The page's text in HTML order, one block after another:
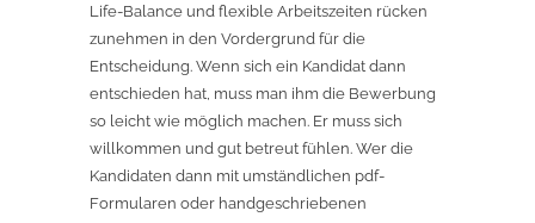
Life-Balance und flexible Arbeitszeiten rücken
zunehmen in den Vordergrund für die
Entscheidung. Wenn sich ein Kandidat dann
entschieden hat, muss man ihm die Bewerbung
so leicht wie möglich machen. Er muss sich
willkommen und gut betreut fühlen. Wer die
Kandidaten dann mit umständlichen pdf-
Formularen oder handgeschriebenen